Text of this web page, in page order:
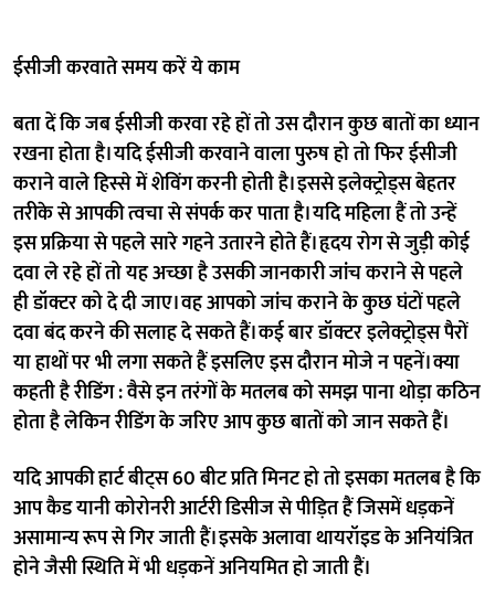
ईसीजी करवाते समय करें ये काम
बता दें क‌ि जब ईसीजी करवा रहे हों तो उस दौरान कुछ बातों का ध्यान
रखना होता है। यदि ईसीजी करवाने वाला पुरुष हो तो फिर ईसीजी
कराने वाले हिस्से में शेविंग करनी होती है। इससे इलेक्ट्रोड्स बेहतर
तरीके से आपकी त्वचा से संपर्क कर पाता है। यदि महिला हैं तो उन्हें
इस प्रक्रिया से पहले सारे गहने उतारने होते हैं। हृदय रोग से जुड़ी कोई
दवा ले रहे हों तो यह अच्छा है उसकी जानकारी जांच कराने से पहले
ही डॉक्टर को दे दी जाए। वह आपको जांच कराने के कुछ घंटों पहले
दवा बंद करने की सलाह दे सकते हैं। कई बार डॉक्टर इलेक्ट्रोड्स पैरों
या हाथों पर भी लगा सकते हैं इसलिए इस दौरान मोजे न पहनें। क्या
कहती है रीडिंग : वैसे इन तरंगों के मतलब को समझ पाना थोड़ा कठिन
होता है लेकिन रीडिंग के जरिए आप कुछ बातों को जान सकते हैं।
यदि आपकी हार्ट बीट्स 60 बीट प्रति मिनट हो तो इसका मतलब है कि
आप कैड यानी कोरोनरी आर्टरी डिसीज से पीड़ित हैं जिसमें धड़कनें
असामान्य रूप से गिर जाती हैं। इसके अलावा थायरॉइड के अनियंत्रित
होने जैसी स्थिति में भी धड़कनें अनियमित हो जाती हैं।